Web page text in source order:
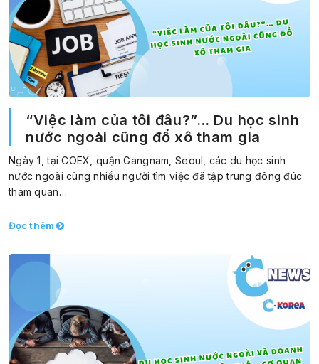
“Việc làm của tôi đâu?”… Du học sinh
nước ngoài cũng đổ xô tham gia
Ngày 1, tại COEX, quận Gangnam, Seoul, các du học sinh
nước ngoài cùng nhiều người tìm việc đã tập trung đông đúc
tham quan…
Đọc thêm